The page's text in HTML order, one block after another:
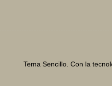
Tema Sencillo. Con la